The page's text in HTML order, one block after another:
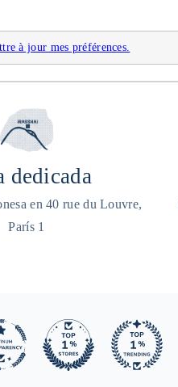
à jour mes préférences.
dedicada
en 40 rue du Louvre,
París 1